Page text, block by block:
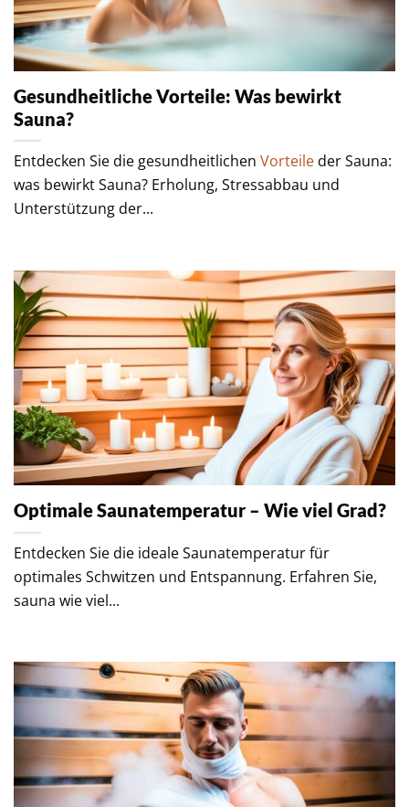
Gesundheitliche Vorteile: Was bewirkt
Sauna?
Entdecken Sie die gesundheitlichen Vorteileder Sauna:
was bewirkt Sauna? Erholung, Stressabbau und
Unterstützung der...
Optimale Saunatemperatur – Wie viel Grad?
Entdecken Sie die ideale Saunatemperatur für
optimales Schwitzen und Entspannung. Erfahren Sie,
sauna wie viel...